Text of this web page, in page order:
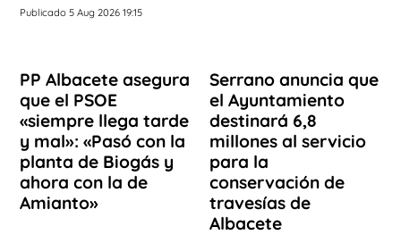
Publicado 5 Aug 2026 19:15
PP Albacete asegura
que el PSOE
«siempre llega tarde
y mal»: «Pasó con la
planta de Biogás y
ahora con la de
Amianto»
Serrano anuncia que
el Ayuntamiento
destinará 6,8
millones al servicio
para la
conservación de
travesías de
Albacete